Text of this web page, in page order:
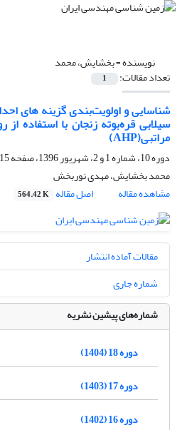
نویسنده =بخشایش، محمد
تعداد مقالات: 1
شناسایی و اولویت‌بندی گزینه های
سیلابی قره‌بوته زنجان با استفاده
مراتبی(AHP)
دوره 10، شماره 1 و 2، شهریور 1396، صفحه
15-30
محمد بخشایش، مهدی نوربخش
مشاهده مقاله
اصل مقاله 564.42 K
مقالات آماده انتشار
شماره جاری
شماره‌های پیشین نشریه
دوره 18 (1404)
دوره 17 (1403)
دوره 16 (1402)